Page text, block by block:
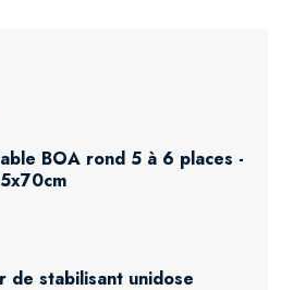
BOA rond 5 à 6 places -
de stabilisant unidose